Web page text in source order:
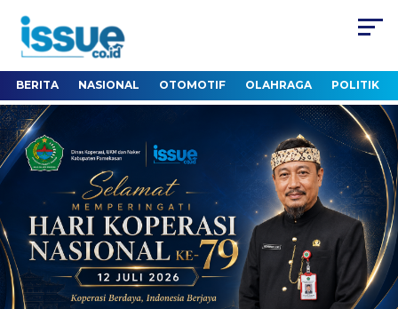
BERITA NASIONAL OTOMOTIF OLAHRAGA POLITIK